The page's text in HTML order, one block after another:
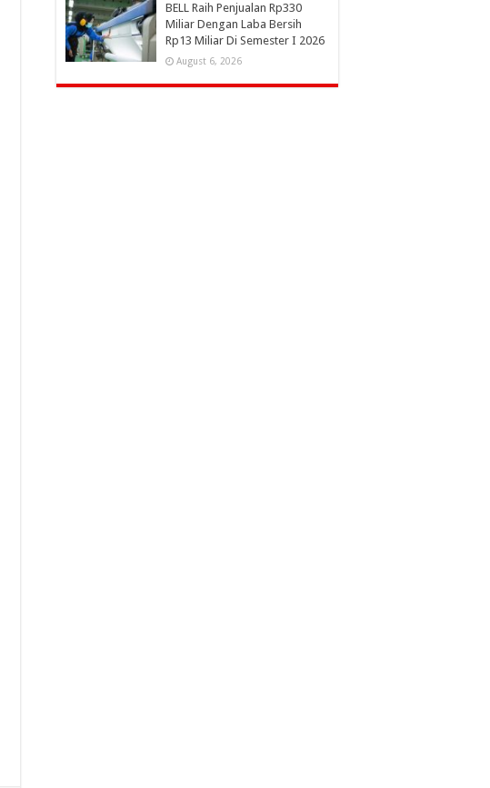
BELL Raih Penjualan Rp330
Miliar Dengan Laba Bersih
Rp13 Miliar Di Semester I 2026
August 6, 2026